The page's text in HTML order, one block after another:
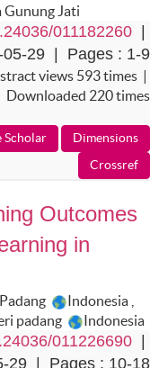
Gunung Jati
011182260 |
05-29 | Pages : 1-9
views 593 times |
Downloaded 220 times
Outcomes
in
Indonesia
padang Indonesia
011226690 |
29 | Pages : 10-18